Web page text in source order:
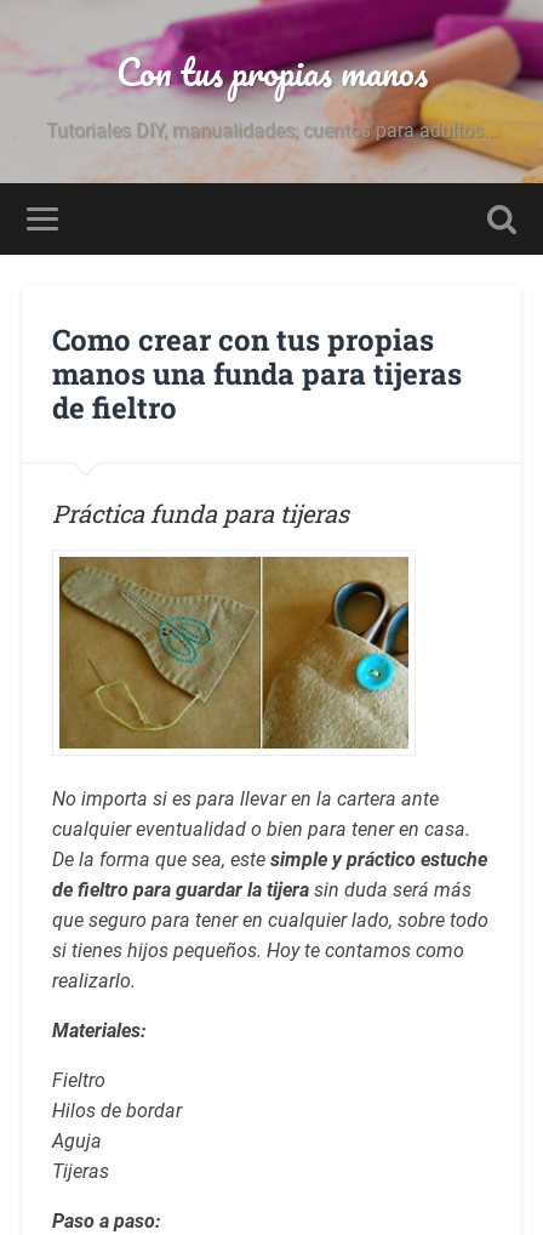
Con tus propias manos
Tutoriales DIY, manualidades, cuentos para adultos...
Como crear con tus propias
manos una funda para tijeras
de fieltro
Práctica funda para tijeras
No importa si es para llevar en la cartera ante
cualquier eventualidad o bien para tener en casa.
De la forma que sea, este simple y práctico estuche
de fieltro para guardar la tijera sin duda será más
que seguro para tener en cualquier lado, sobre todo
si tienes hijos pequeños. Hoy te contamos como
realizarlo.
Materiales:
Fieltro
Hilos de bordar
Aguja
Tijeras
Paso a paso: